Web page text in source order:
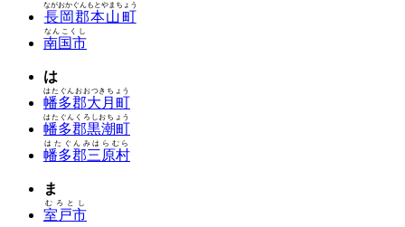
長岡郡本山町
ながおかぐんもとやまちょう
南国市
なんこくし
は
幡多郡大月町
はたぐんおおつきちょう
幡多郡黒潮町
はたぐんくろしおちょう
幡多郡三原村
はたぐんみはらむら
ま
室戸市
むろとし